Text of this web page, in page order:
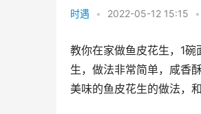
时遇 • 2022-05-12 15:15 •
教你在家做鱼皮花生，1
生，做法非常简单，咸香
美味的鱼皮花生的做法，